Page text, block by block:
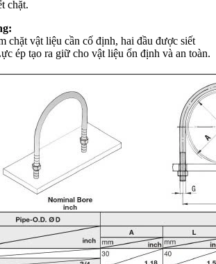
chặt.
chặt vật liệu cần cố định, hai đầu được siết
ép tạo ra giữ cho vật liệu ổn định và an toàn.